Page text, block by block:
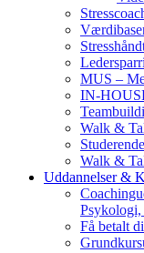
MUS –
IN-
Walk &
Walk &
Uddannelser &
Psykologi,
Få betalt